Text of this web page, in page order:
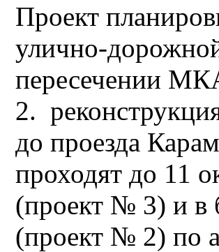
Проект
улично-
пересечении
2.
до проезда
проходят до 11
(проект № 3) и в
(проект № 2) по